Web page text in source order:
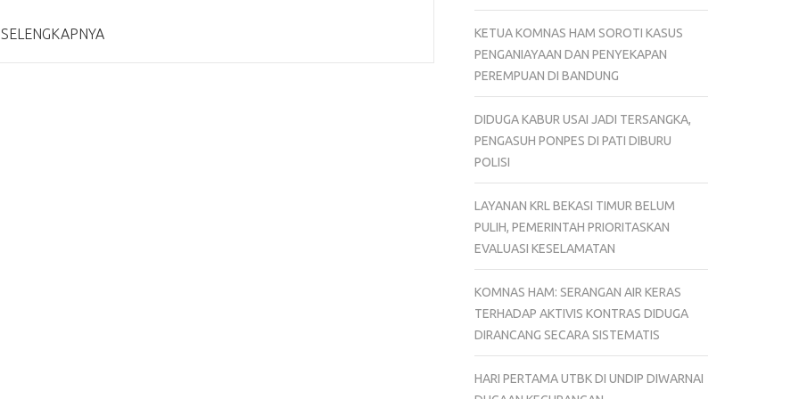
KETUA KOMNAS HAM SOROTI KASUS
PENGANIAYAAN DAN PENYEKAPAN
PEREMPUAN DI BANDUNG
DIDUGA KABUR USAI JADI TERSANGKA,
PENGASUH PONPES DI PATI DIBURU
POLISI
LAYANAN KRL BEKASI TIMUR BELUM
PULIH, PEMERINTAH PRIORITASKAN
EVALUASI KESELAMATAN
KOMNAS HAM: SERANGAN AIR KERAS
TERHADAP AKTIVIS KONTRAS DIDUGA
DIRANCANG SECARA SISTEMATIS
HARI PERTAMA UTBK DI UNDIP DIWARNAI